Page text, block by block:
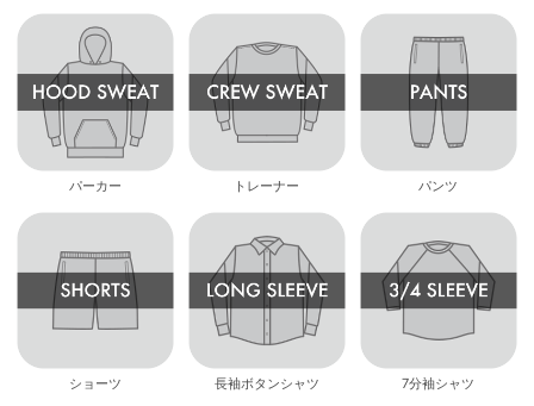
パーカー トレーナー パンツ
ショーツ 長袖ボタンシャツ 7分袖シャツ